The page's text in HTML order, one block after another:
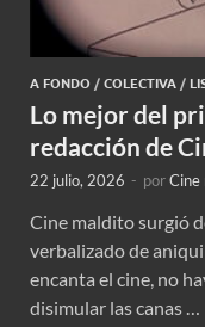
A FONDO / COLECTIVA /
Lo mejor del
redacción de
22 julio, 2026 - porCine
Cine maldito surgió
verbalizado de
encanta el cine, no
disimular las canas …